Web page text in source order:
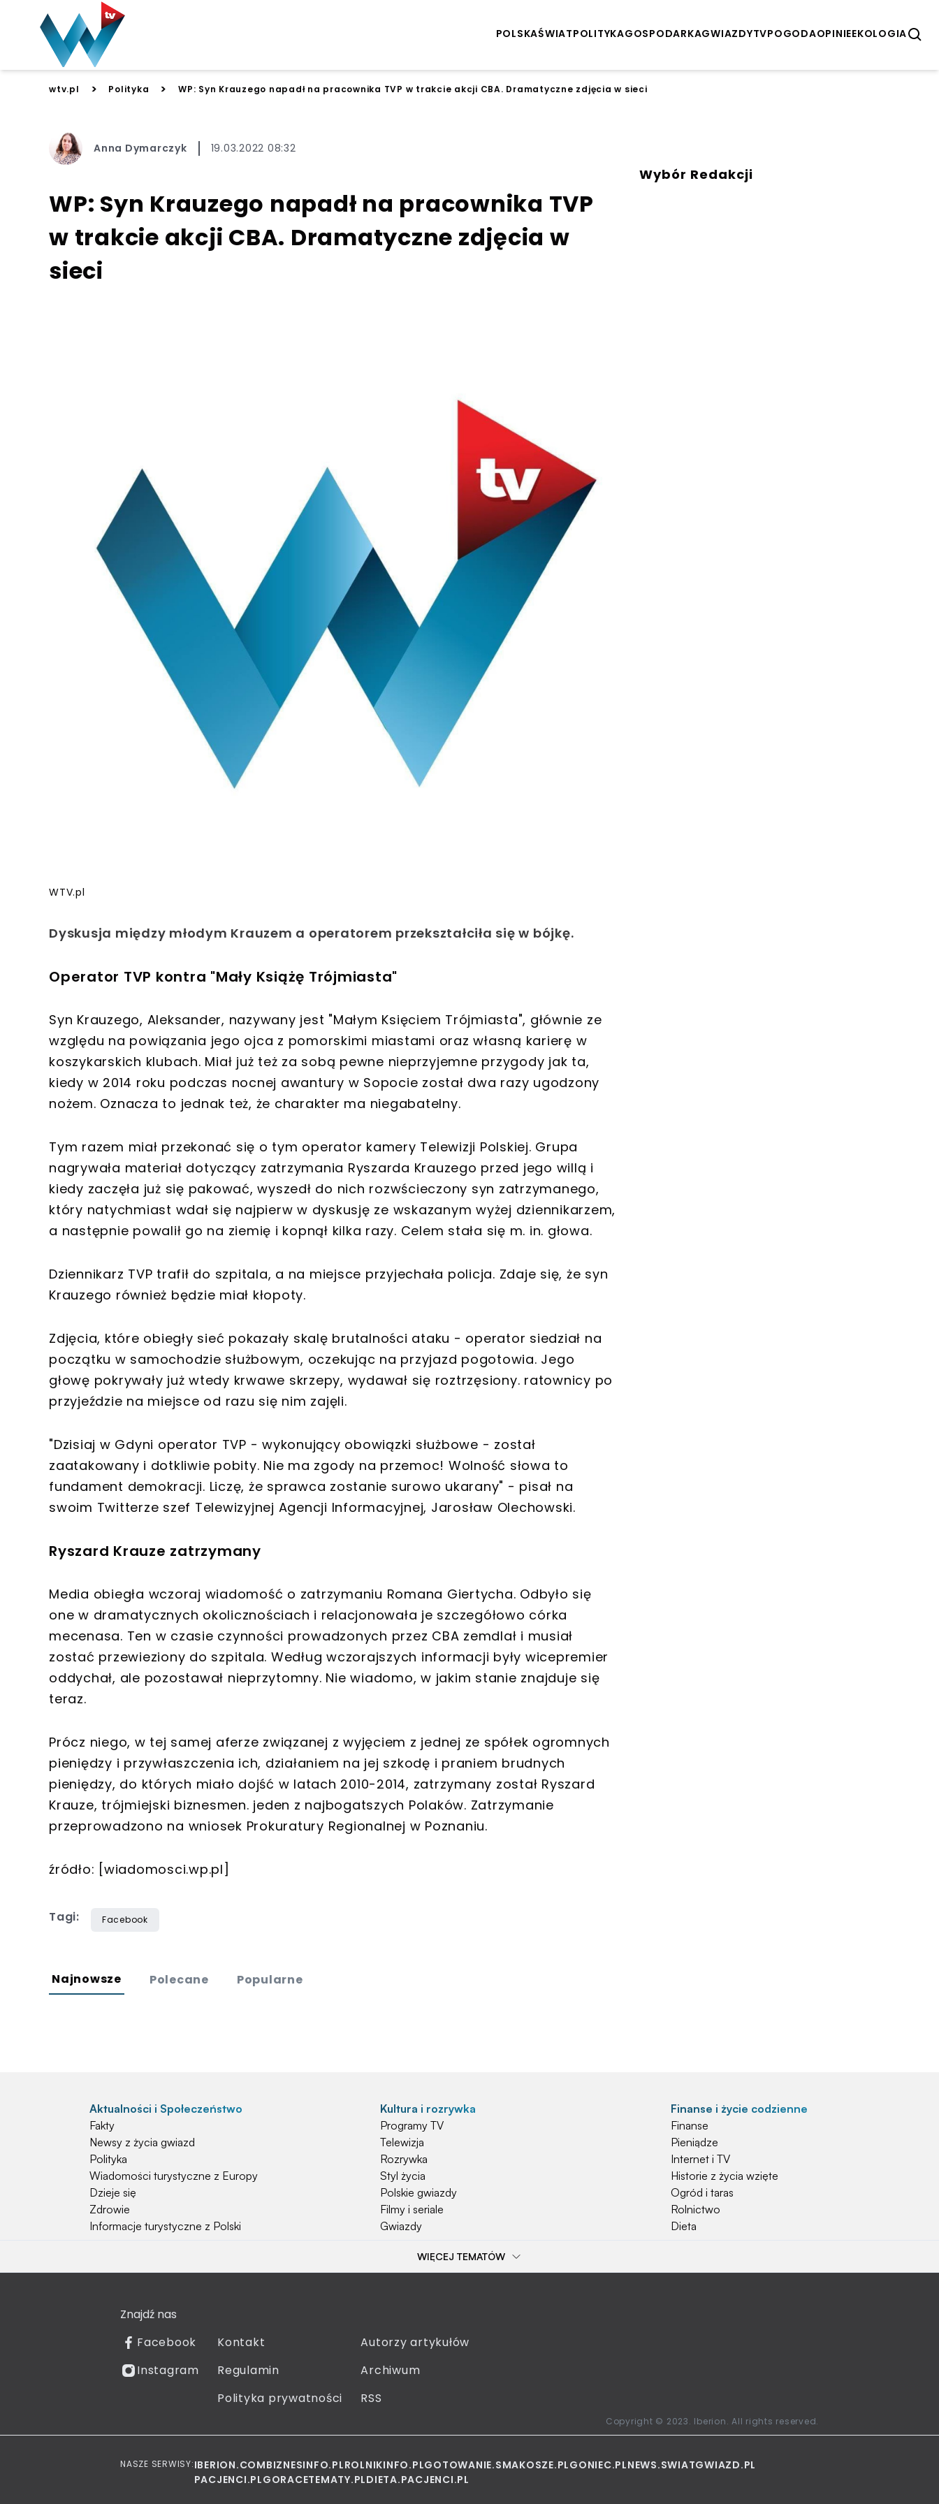
POLSKAŚWIATPOLITYKAGOSPODARKAGWIAZDYTVPOGODAOPINIEEKOLOGIA
wtv.pl > Polityka > WP: Syn Krauzego napadł na pracownika TVP w trakcie akcji CBA. Dramatyczne zdjęcia w sieci
Anna Dymarczyk 19.03.2022 08:32
WP: Syn Krauzego napadł na pracownika TVP
w trakcie akcji CBA. Dramatyczne zdjęcia w
sieci
WTV.pl
Dyskusja między młodym Krauzem a operatorem przekształciła się w bójkę.
Operator TVP kontra "Mały Książę Trójmiasta"
Syn Krauzego, Aleksander, nazywany jest "Małym Księciem Trójmiasta", głównie ze
względu na powiązania jego ojca z pomorskimi miastami oraz własną karierę w
koszykarskich klubach. Miał już też za sobą pewne nieprzyjemne przygody jak ta,
kiedy w 2014 roku podczas nocnej awantury w Sopocie został dwa razy ugodzony
nożem. Oznacza to jednak też, że charakter ma niegabatelny.
Tym razem miał przekonać się o tym operator kamery Telewizji Polskiej. Grupa
nagrywała materiał dotyczący zatrzymania Ryszarda Krauzego przed jego willą i
kiedy zaczęła już się pakować, wyszedł do nich rozwścieczony syn zatrzymanego,
który natychmiast wdał się najpierw w dyskusję ze wskazanym wyżej dziennikarzem,
a następnie powalił go na ziemię i kopnął kilka razy. Celem stała się m. in. głowa.
Dziennikarz TVP trafił do szpitala, a na miejsce przyjechała policja. Zdaje się, że syn
Krauzego również będzie miał kłopoty.
Zdjęcia, które obiegły sieć pokazały skalę brutalności ataku - operator siedział na
początku w samochodzie służbowym, oczekując na przyjazd pogotowia. Jego
głowę pokrywały już wtedy krwawe skrzepy, wydawał się roztrzęsiony. ratownicy po
przyjeździe na miejsce od razu się nim zajęli.
"Dzisiaj w Gdyni operator TVP - wykonujący obowiązki służbowe - został
zaatakowany i dotkliwie pobity. Nie ma zgody na przemoc! Wolność słowa to
fundament demokracji. Liczę, że sprawca zostanie surowo ukarany" - pisał na
swoim Twitterze szef Telewizyjnej Agencji Informacyjnej, Jarosław Olechowski.
Ryszard Krauze zatrzymany
Media obiegła wczoraj wiadomość o zatrzymaniu Romana Giertycha. Odbyło się
one w dramatycznych okolicznościach i relacjonowała je szczegółowo córka
mecenasa. Ten w czasie czynności prowadzonych przez CBA zemdlał i musiał
zostać przewieziony do szpitala. Według wczorajszych informacji były wicepremier
oddychał, ale pozostawał nieprzytomny. Nie wiadomo, w jakim stanie znajduje się
teraz.
Prócz niego, w tej samej aferze związanej z wyjęciem z jednej ze spółek ogromnych
pieniędzy i przywłaszczenia ich, działaniem na jej szkodę i praniem brudnych
pieniędzy, do których miało dojść w latach 2010-2014, zatrzymany został Ryszard
Krauze, trójmiejski biznesmen. jeden z najbogatszych Polaków. Zatrzymanie
przeprowadzono na wniosek Prokuratury Regionalnej w Poznaniu.
źródło: [wiadomosci.wp.pl]
Tagi: Facebook
Wybór Redakcji
Najnowsze Polecane Popularne
Aktualności i Społeczeństwo
Fakty
Newsy z życia gwiazd
Polityka
Wiadomości turystyczne z Europy
Dzieje się
Zdrowie
Informacje turystyczne z Polski
Kultura i rozrywka
Programy TV
Telewizja
Rozrywka
Styl życia
Polskie gwiazdy
Filmy i seriale
Gwiazdy
Finanse i życie codzienne
Finanse
Pieniądze
Internet i TV
Historie z życia wzięte
Ogród i taras
Rolnictwo
Dieta
Natura i Hobby
Rośliny
Technologia
Piłka nożna
Popularne tematy
Emerytura
Dziecko
Moda
Najchętniej czytane
Najchętniej oglądane stacje telewizyjne w
Polsce
WIĘCEJ TEMATÓW
Znajdź nas
Facebook
Instagram
Kontakt
Regulamin
Polityka prywatności
Autorzy artykułów
Archiwum
RSS
Copyright © 2023. Iberion. All rights reserved.
NASZE SERWISY:IBERION.COMBIZNESINFO.PLROLNIKINFO.PLGOTOWANIE.SMAKOSZE.PLGONIEC.PLNEWS.SWIATGWIAZD.PL
PACJENCI.PLGORACETEMATY.PLDIETA.PACJENCI.PL